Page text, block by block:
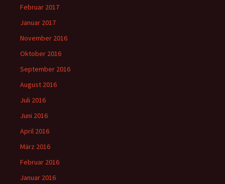
Februar 2017
Januar 2017
November 2016
Oktober 2016
September 2016
August 2016
Juli 2016
Juni 2016
April 2016
März 2016
Februar 2016
Januar 2016